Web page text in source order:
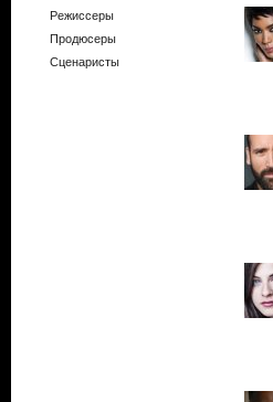
Режиссеры
Продюсеры
Сценаристы